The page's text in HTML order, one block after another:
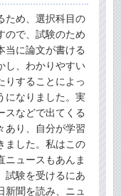
ため、選択科目の
ので、試験のため
当に論文が書ける
し、わかりやすい
りすることによっ
になりました。実
スなどで出てくる
あり、自分が学習
ました。私はこの
ニュースもあんま
試験を受けるにあ
新聞を読み、ニュ